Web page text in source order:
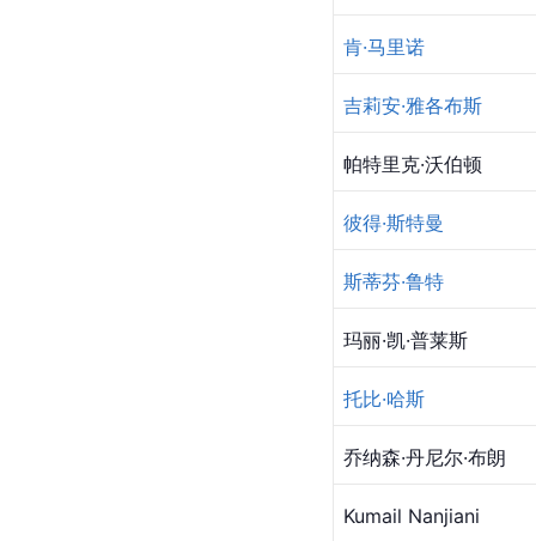
肯·马里诺
吉莉安·雅各布斯
帕特里克·沃伯顿
彼得·斯特曼
斯蒂芬·鲁特
玛丽·凯·普莱斯
托比·哈斯
乔纳森·丹尼尔·布朗
Kumail Nanjiani